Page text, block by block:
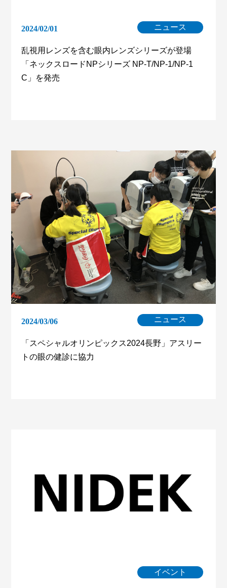
2024/02/01 ニュース
乱視用レンズを含む眼内レンズシリーズが登場
「ネックスロードNPシリーズ NP-T/NP-1/NP-1
C」を発売
2024/03/06 ニュース
「スペシャルオリンピックス2024長野」アスリー
トの眼の健診に協力
イベント